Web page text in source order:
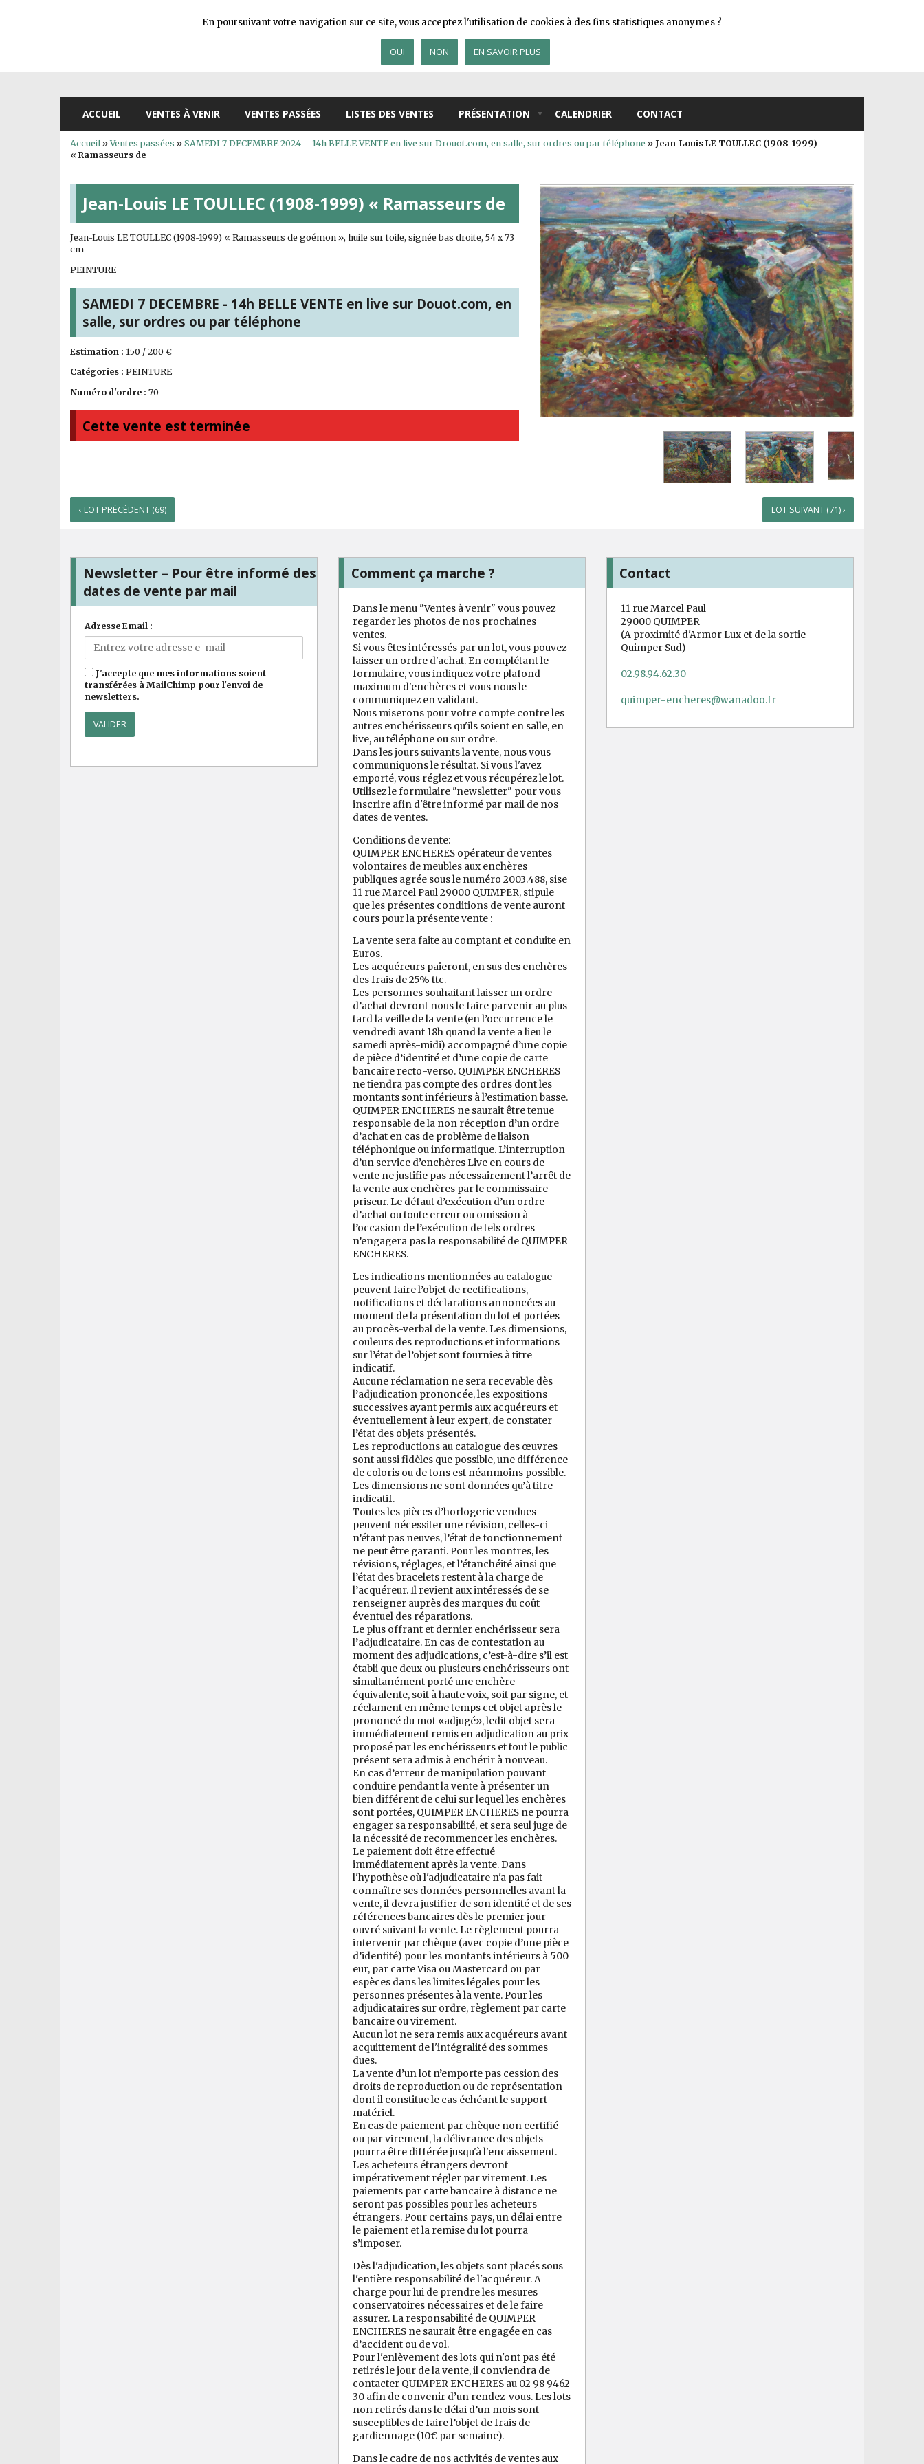
ACCUEIL VENTES À VENIR VENTES PASSÉES LISTES DES VENTES PRÉSENTATION CALENDRIER CONTACT
Accueil»Ventes passées » SAMEDI 7 DECEMBRE 2024 – 14h BELLE VENTE en live sur Drouot.com, en salle, sur ordres ou par téléphone » Jean-Louis LE TOULLEC (1908-1999)
« Ramasseurs de
Jean-Louis LE TOULLEC (1908-1999) « Ramasseurs de
Jean-Louis LE TOULLEC (1908-1999) « Ramasseurs de goémon », huile sur toile, signée bas droite, 54 x 73
cm
PEINTURE
SAMEDI 7 DECEMBRE - 14h BELLE VENTE en live sur Douot.com, en
salle, sur ordres ou par téléphone
Estimation : 150 / 200 €
Catégories : PEINTURE
Numéro d'ordre : 70
Cette vente est terminée
‹ LOT PRÉCÉDENT (69) LOT SUIVANT (71) ›
Newsletter – Pour être informé des
dates de vente par mail
Adresse Email :
J'accepte que mes informations soient
transférées à MailChimp pour l'envoi de
newsletters.
Comment ça marche ?
Dans le menu "Ventes à venir" vous pouvez
regarder les photos de nos prochaines
ventes.
Si vous êtes intéressés par un lot, vous pouvez
laisser un ordre d'achat. En complétant le
formulaire, vous indiquez votre plafond
maximum d'enchères et vous nous le
communiquez en validant.
Nous miserons pour votre compte contre les
autres enchérisseurs qu'ils soient en salle, en
live, au téléphone ou sur ordre.
Dans les jours suivants la vente, nous vous
communiquons le résultat. Si vous l'avez
emporté, vous réglez et vous récupérez le lot.
Utilisez le formulaire "newsletter" pour vous
inscrire afin d'être informé par mail de nos
dates de ventes.
Conditions de vente:
QUIMPER ENCHERES opérateur de ventes
volontaires de meubles aux enchères
publiques agrée sous le numéro 2003.488, sise
11 rue Marcel Paul 29000 QUIMPER, stipule
que les présentes conditions de vente auront
cours pour la présente vente :
La vente sera faite au comptant et conduite en
Euros.
Les acquéreurs paieront, en sus des enchères
des frais de 25% ttc.
Les personnes souhaitant laisser un ordre
d’achat devront nous le faire parvenir au plus
tard la veille de la vente (en l’occurrence le
vendredi avant 18h quand la vente a lieu le
samedi après-midi) accompagné d’une copie
de pièce d’identité et d’une copie de carte
bancaire recto-verso. QUIMPER ENCHERES
ne tiendra pas compte des ordres dont les
montants sont inférieurs à l’estimation basse.
QUIMPER ENCHERES ne saurait être tenue
responsable de la non réception d’un ordre
d’achat en cas de problème de liaison
téléphonique ou informatique. L’interruption
d’un service d’enchères Live en cours de
vente ne justifie pas nécessairement l’arrêt de
la vente aux enchères par le commissaire-
priseur. Le défaut d’exécution d’un ordre
d’achat ou toute erreur ou omission à
l’occasion de l’exécution de tels ordres
n’engagera pas la responsabilité de QUIMPER
ENCHERES.
Les indications mentionnées au catalogue
peuvent faire l’objet de rectifications,
notifications et déclarations annoncées au
moment de la présentation du lot et portées
au procès-verbal de la vente. Les dimensions,
couleurs des reproductions et informations
sur l’état de l’objet sont fournies à titre
indicatif.
Aucune réclamation ne sera recevable dès
l’adjudication prononcée, les expositions
successives ayant permis aux acquéreurs et
éventuellement à leur expert, de constater
l’état des objets présentés.
Les reproductions au catalogue des œuvres
sont aussi fidèles que possible, une différence
de coloris ou de tons est néanmoins possible.
Les dimensions ne sont données qu’à titre
indicatif.
Toutes les pièces d’horlogerie vendues
peuvent nécessiter une révision, celles-ci
n’étant pas neuves, l’état de fonctionnement
ne peut être garanti. Pour les montres, les
révisions, réglages, et l’étanchéité ainsi que
l’état des bracelets restent à la charge de
l’acquéreur. Il revient aux intéressés de se
renseigner auprès des marques du coût
éventuel des réparations.
Le plus offrant et dernier enchérisseur sera
l’adjudicataire. En cas de contestation au
moment des adjudications, c’est-à-dire s’il est
établi que deux ou plusieurs enchérisseurs ont
simultanément porté une enchère
équivalente, soit à haute voix, soit par signe, et
réclament en même temps cet objet après le
prononcé du mot «adjugé», ledit objet sera
immédiatement remis en adjudication au prix
proposé par les enchérisseurs et tout le public
présent sera admis à enchérir à nouveau.
En cas d’erreur de manipulation pouvant
conduire pendant la vente à présenter un
bien différent de celui sur lequel les enchères
sont portées, QUIMPER ENCHERES ne pourra
engager sa responsabilité, et sera seul juge de
la nécessité de recommencer les enchères.
Le paiement doit être effectué
immédiatement après la vente. Dans
l'hypothèse où l'adjudicataire n'a pas fait
connaître ses données personnelles avant la
vente, il devra justifier de son identité et de ses
références bancaires dès le premier jour
ouvré suivant la vente. Le règlement pourra
intervenir par chèque (avec copie d’une pièce
d’identité) pour les montants inférieurs à 500
eur, par carte Visa ou Mastercard ou par
espèces dans les limites légales pour les
personnes présentes à la vente. Pour les
adjudicataires sur ordre, règlement par carte
bancaire ou virement.
Aucun lot ne sera remis aux acquéreurs avant
acquittement de l'intégralité des sommes
dues.
La vente d’un lot n’emporte pas cession des
droits de reproduction ou de représentation
dont il constitue le cas échéant le support
matériel.
En cas de paiement par chèque non certifié
ou par virement, la délivrance des objets
pourra être différée jusqu'à l'encaissement.
Les acheteurs étrangers devront
impérativement régler par virement. Les
paiements par carte bancaire à distance ne
seront pas possibles pour les acheteurs
étrangers. Pour certains pays, un délai entre
le paiement et la remise du lot pourra
s’imposer.
Dès l'adjudication, les objets sont placés sous
l'entière responsabilité de l'acquéreur. A
charge pour lui de prendre les mesures
conservatoires nécessaires et de le faire
assurer. La responsabilité de QUIMPER
ENCHERES ne saurait être engagée en cas
d’accident ou de vol.
Pour l'enlèvement des lots qui n'ont pas été
retirés le jour de la vente, il conviendra de
contacter QUIMPER ENCHERES au 02 98 9462
30 afin de convenir d’un rendez-vous. Les lots
non retirés dans le délai d’un mois sont
susceptibles de faire l’objet de frais de
gardiennage (10€ par semaine).
Dans le cadre de nos activités de ventes aux
Contact
11 rue Marcel Paul
29000 QUIMPER
(A proximité d'Armor Lux et de la sortie
Quimper Sud)
02.98.94.62.30
quimper-encheres@wanadoo.fr
En poursuivant votre navigation sur ce site, vous acceptez l'utilisation de cookies à des fins statistiques anonymes ?
OUI NON EN SAVOIR PLUS